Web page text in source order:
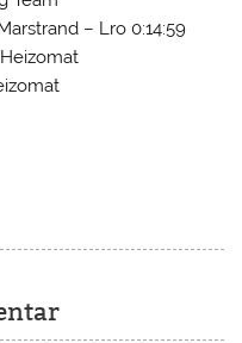
– Lro 0:14:59